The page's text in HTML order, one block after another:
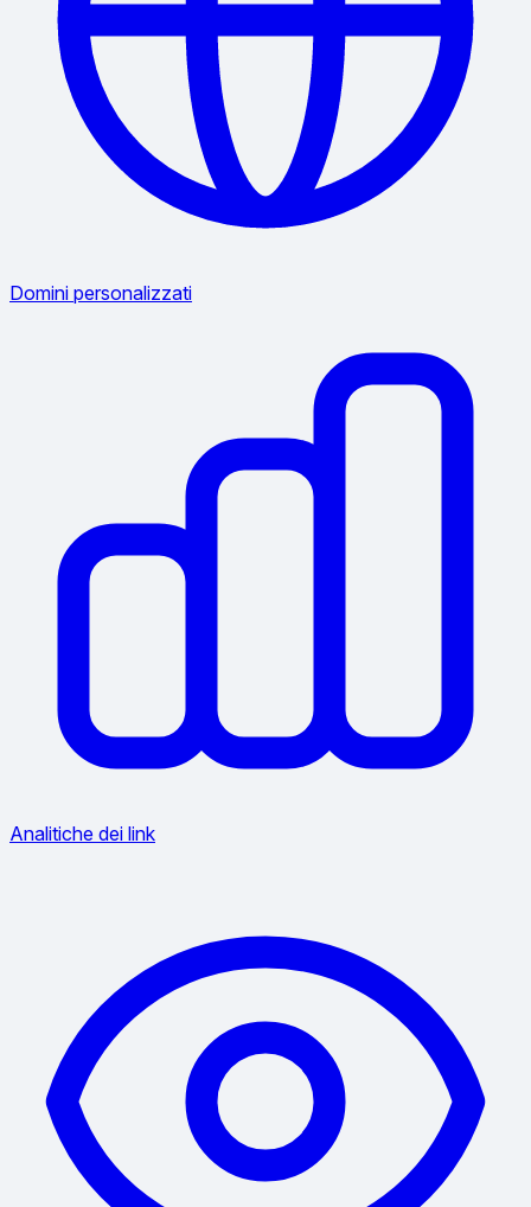
Domini personalizzati
Analitiche dei link